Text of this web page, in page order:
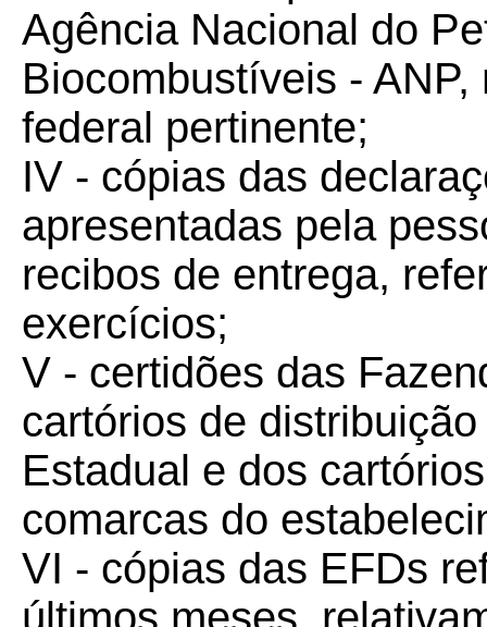
Agência Nacional do
Biocombustíveis -
federal pertinente;
IV - cópias das
apresentadas pela
recibos de entrega,
exercícios;
V - certidões das
cartórios de
Estadual e dos
comarcas do
VI - cópias das EFDs
últimos meses,